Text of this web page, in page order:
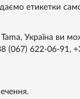
етикетки
Україна ви
(067) 622-06-91,